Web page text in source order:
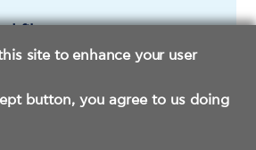
site to enhance your user
button, you agree to us doing